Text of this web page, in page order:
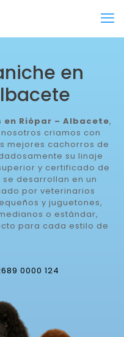
en
Riópar – Albacete,
criamos con
mejores cachorros de
su linaje
y certificado de
desarrollan en un
por veterinarios
y juguetones,
o estándar,
para cada estilo de
0000 124